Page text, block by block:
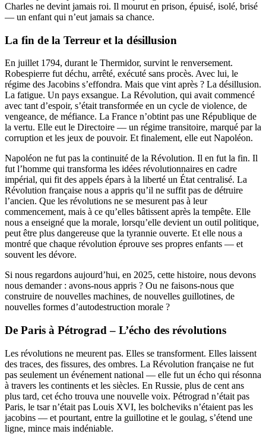
Charles ne devint jamais roi. Il mourut en prison, épuisé, isolé, brisé
— un enfant qui n’eut jamais sa chance.
La fin de la Terreur et la désillusion
En juillet 1794, durant le Thermidor, survint le renversement.
Robespierre fut déchu, arrêté, exécuté sans procès. Avec lui, le
régime des Jacobins s’effondra. Mais que vint après ? La désillusion.
La fatigue. Un pays exsangue. La Révolution, qui avait commencé
avec tant d’espoir, s’était transformée en un cycle de violence, de
vengeance, de méfiance. La France n’obtint pas une République de
la vertu. Elle eut le Directoire — un régime transitoire, marqué par la
corruption et les jeux de pouvoir. Et finalement, elle eut Napoléon.
Napoléon ne fut pas la continuité de la Révolution. Il en fut la fin. Il
fut l’homme qui transforma les idées révolutionnaires en cadre
impérial, qui fit des appels épars à la liberté un État centralisé. La
Révolution française nous a appris qu’il ne suffit pas de détruire
l’ancien. Que les révolutions ne se mesurent pas à leur
commencement, mais à ce qu’elles bâtissent après la tempête. Elle
nous a enseigné que la morale, lorsqu’elle devient un outil politique,
peut être plus dangereuse que la tyrannie ouverte. Et elle nous a
montré que chaque révolution éprouve ses propres enfants — et
souvent les dévore.
Si nous regardons aujourd’hui, en 2025, cette histoire, nous devons
nous demander : avons-nous appris ? Ou ne faisons-nous que
construire de nouvelles machines, de nouvelles guillotines, de
nouvelles formes d’autodestruction morale ?
De Paris à Pétrograd – L’écho des révolutions
Les révolutions ne meurent pas. Elles se transforment. Elles laissent
des traces, des fissures, des ombres. La Révolution française ne fut
pas seulement un événement national — elle fut un écho qui résonna
à travers les continents et les siècles. En Russie, plus de cent ans
plus tard, cet écho trouva une nouvelle voix. Pétrograd n’était pas
Paris, le tsar n’était pas Louis XVI, les bolcheviks n’étaient pas les
jacobins — et pourtant, entre la guillotine et le goulag, s’étend une
ligne, mince mais indéniable.